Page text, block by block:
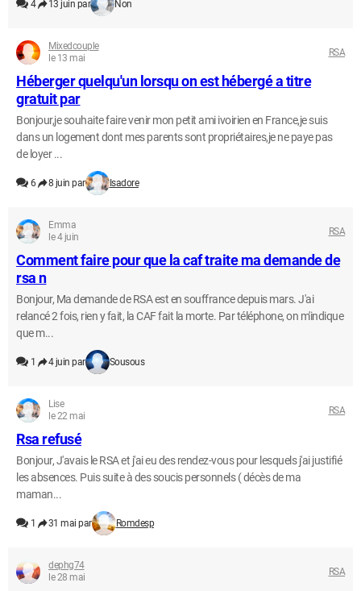
4 13 juin par Non
Mixedcouple
le 13 mai
RSA
Héberger quelqu'un lorsqu on est hébergé a titre
gratuit par
Bonjour,je souhaite faire venir mon petit ami ivoirien en France,je suis
dans un logement dont mes parents sont propriétaires,je ne paye pas
de loyer ...
6 8 juin par Isadore
Emma
le 4 juin
RSA
Comment faire pour que la caf traite ma demande de
rsa n
Bonjour, Ma demande de RSA est en souffrance depuis mars. J'ai
relancé 2 fois, rien y fait, la CAF fait la morte. Par téléphone, on m'indique
que m...
1 4 juin par Sousous
Lise
le 22 mai
RSA
Rsa refusé
Bonjour, J'avais le RSA et j'ai eu des rendez-vous pour lesquels j'ai justifié
les absences. Puis suite à des soucis personnels ( décès de ma
maman...
1 31 mai par Romdesp
dephg74
le 28 mai
RSA